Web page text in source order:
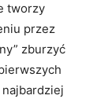
tworzy
przez
zburzyć